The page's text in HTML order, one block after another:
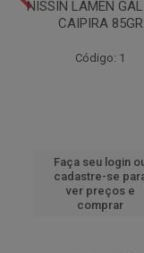
NISSIN LAMEN
CAIPIRA 85GR
Código: 1
Faça seu login
cadastre-se
ver preços e
comprar